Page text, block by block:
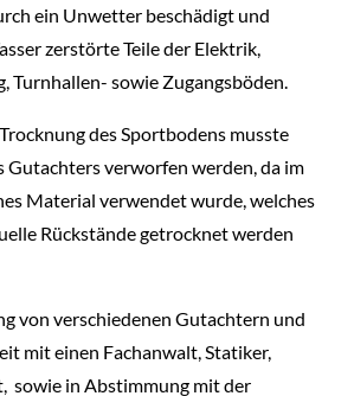
ein Unwetter beschädigt und
zerstörte Teile der Elektrik,
Turnhallen- sowie Zugangsböden.
des Sportbodens musste
Gutachters verworfen werden, da im
Material verwendet wurde, welches
Rückstände getrocknet werden
von verschiedenen Gutachtern und
mit einen Fachanwalt, Statiker,
sowie in Abstimmung mit der